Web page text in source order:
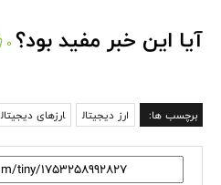
آیا این خبر مفید بود؟ 0
برچسب ها: ارز دیجیتال ارزهای دیجیتال